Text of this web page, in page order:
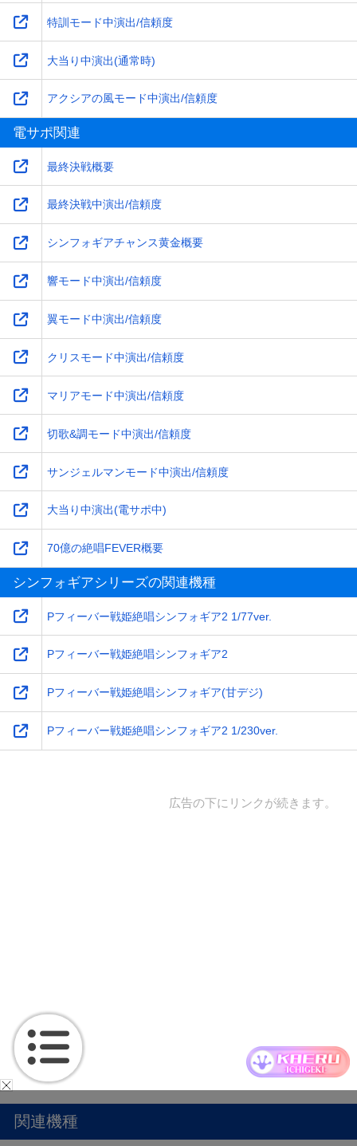
特訓モード中演出/信頼度
大当り中演出(通常時)
アクシアの風モード中演出/信頼度
電サポ関連
最終決戦概要
最終決戦中演出/信頼度
シンフォギアチャンス黄金概要
響モード中演出/信頼度
翼モード中演出/信頼度
クリスモード中演出/信頼度
マリアモード中演出/信頼度
切歌&調モード中演出/信頼度
サンジェルマンモード中演出/信頼度
大当り中演出(電サポ中)
70億の絶唱FEVER概要
シンフォギアシリーズの関連機種
Pフィーバー戦姫絶唱シンフォギア2 1/77ver.
Pフィーバー戦姫絶唱シンフォギア2
Pフィーバー戦姫絶唱シンフォギア(甘デジ)
Pフィーバー戦姫絶唱シンフォギア2 1/230ver.
広告の下にリンクが続きます。
関連機種